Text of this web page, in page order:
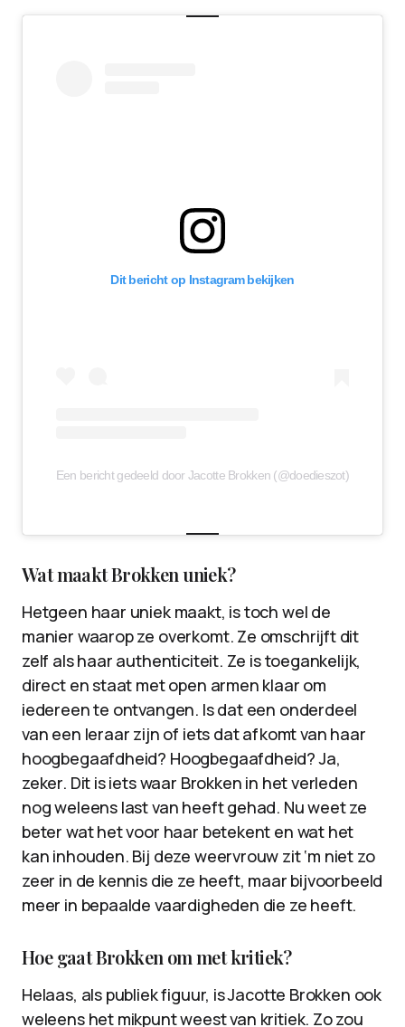
Dit bericht op Instagram bekijken
Een bericht gedeeld door Jacotte Brokken (@doedieszot)
Wat maakt Brokken uniek?
Hetgeen haar uniek maakt, is toch wel de
manier waarop ze overkomt. Ze omschrijft dit
zelf als haar authenticiteit. Ze is toegankelijk,
direct en staat met open armen klaar om
iedereen te ontvangen. Is dat een onderdeel
van een leraar zijn of iets dat afkomt van haar
hoogbegaafdheid? Hoogbegaafdheid? Ja,
zeker. Dit is iets waar Brokken in het verleden
nog weleens last van heeft gehad. Nu weet ze
beter wat het voor haar betekent en wat het
kan inhouden. Bij deze weervrouw zit ‘m niet zo
zeer in de kennis die ze heeft, maar bijvoorbeeld
meer in bepaalde vaardigheden die ze heeft.
Hoe gaat Brokken om met kritiek?
Helaas, als publiek figuur, is Jacotte Brokken ook
weleens het mikpunt weest van kritiek. Zo zou